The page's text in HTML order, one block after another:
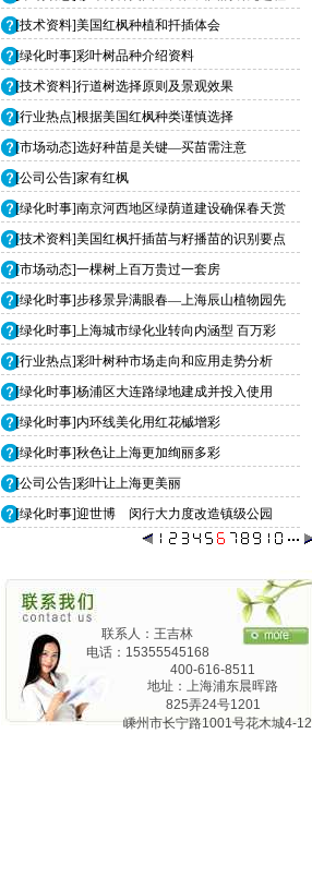
[技术资料]美国红枫种植和扦插体会
[绿化时事]彩叶树品种介绍资料
[技术资料]行道树选择原则及景观效果
[行业热点]根据美国红枫种类谨慎选择
[市场动态]选好种苗是关键—买苗需注意
[公司公告]家有红枫
[绿化时事]南京河西地区绿荫道建设确保春天赏
[技术资料]美国红枫扦插苗与籽播苗的识别要点
[市场动态]一棵树上百万贵过一套房
[绿化时事]步移景异满眼春—上海辰山植物园先
[绿化时事]上海城市绿化业转向内涵型 百万彩
[行业热点]彩叶树种市场走向和应用走势分析
[绿化时事]杨浦区大连路绿地建成并投入使用
[绿化时事]内环线美化用红花槭增彩
[绿化时事]秋色让上海更加绚丽多彩
[公司公告]彩叶让上海更美丽
[绿化时事]迎世博 闵行大力度改造镇级公园
联系人：王吉林
电话：15355545168
400-616-8511
地址：上海浦东晨晖路
825弄24号1201
嵊州市长宁路1001号花木城4-12